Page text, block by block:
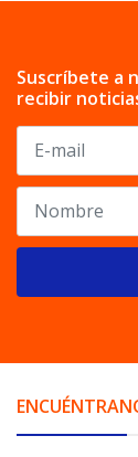
Suscríbete a
recibir